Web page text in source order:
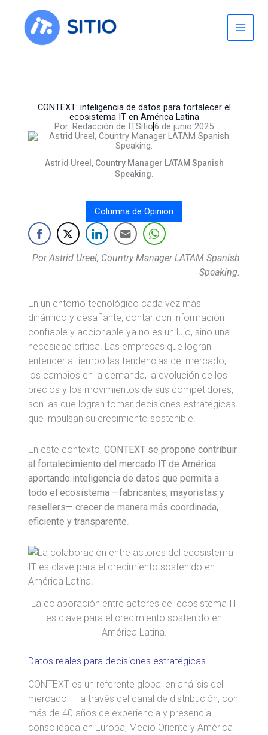
content
CONTEXT: inteligencia de datos para fortalecer el
ecosistema IT en América Latina
Por: Redacción de ITSitio6 de junio 2025
Astrid Ureel, Country Manager LATAM Spanish
Speaking.
Columna de Opinion
Por Astrid Ureel, Country Manager LATAM Spanish
Speaking.
En un entorno tecnológico cada vez más
dinámico y desafiante, contar con información
confiable y accionable ya no es un lujo, sino una
necesidad crítica. Las empresas que logran
entender a tiempo las tendencias del mercado,
los cambios en la demanda, la evolución de los
precios y los movimientos de sus competidores,
son las que logran tomar decisiones estratégicas
que impulsan su crecimiento sostenible.
En este contexto,CONTEXT se propone contribuir
al fortalecimiento del mercado IT de América
aportando inteligencia de datos que permita a
todo el ecosistema —fabricantes, mayoristas y
resellers— crecer de manera más coordinada,
eficiente y transparente.
La colaboración entre actores del ecosistema IT
es clave para el crecimiento sostenido en
América Latina.
Datos reales para decisiones estratégicas
CONTEXT es un referente global en análisis del
mercado IT a través del canal de distribución, con
más de 40 años de experiencia y presencia
consolidada en Europa, Medio Oriente y América